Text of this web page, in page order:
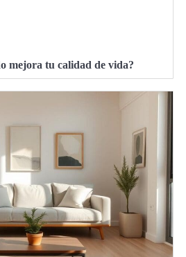
mejora tu calidad de vida?